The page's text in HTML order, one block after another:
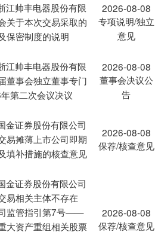
江帅丰电器股份有限
关于本次交易采取的
保密制度的说明
2026-08-08
专项说明/独立
意见
江帅丰电器股份有限
董事会独立董事专门
第二次会议决议
2026-08-08
董事会决议公
告
金证券股份有限公司
易摊薄上市公司即期
填补措施的核查意见
2026-08-08
保荐/核查意见
金证券股份有限公司
易相关主体不存在
司监管指引第7号——
大资产重组相关股票
2026-08-08
保荐/核查意见